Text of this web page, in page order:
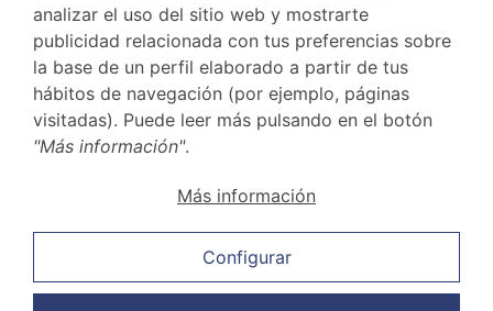
Política de privacidad
analizar el uso del sitio web y mostrarte
publicidad relacionada con tus preferencias sobre
la base de un perfil elaborado a partir de tus
hábitos de navegación (por ejemplo, páginas
visitadas). Puede leer más pulsando en el botón
"Más información".
Más información
Configurar